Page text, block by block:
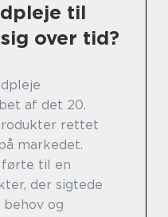
til
over tid?
af det 20.
rettet
markedet.
førte til en
der sigtede
og